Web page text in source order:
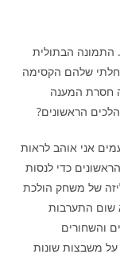
התמונה הבתולית
ההתחלתי שלהם הקסימה
חסרת המענה
הראשונים?
אני אוהב לראות
כדי לנסות
של משחק הולכת
שום התערבות
והשחורים
משבצות שונות